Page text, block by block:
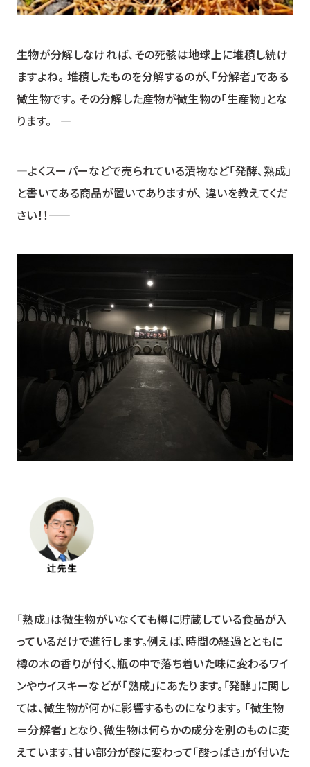
生物が分解しなければ、その死骸は地球上に堆積し続け
ますよね。 堆積したものを分解するのが、「分解者」である
微生物です。 その分解した産物が微生物の「生産物」とな
ります。 ―
―よくスーパーなどで売られている漬物など「発酵、熟成」
と書いてある商品が置いてありますが、 違いを教えてくだ
さい！！――
「熟成」は微生物がいなくても樽に貯蔵している食品が入
っているだけで進行します。例えば、時間の経過とともに
樽の木の香りが付く、瓶の中で落ち着いた味に変わるワイ
ンやウイスキーなどが「熟成」にあたります。「発酵」に関し
ては、微生物が何かに影響するものになります。 「微生物
＝分解者」となり、微生物は何らかの成分を別のものに変
えています。甘い部分が酸に変わって「酸っぱさ」が付いた